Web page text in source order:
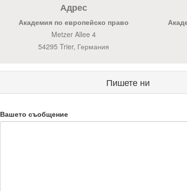
Адрес
Академия по европейско право
Metzer Allee 4
54295 Trier, Германия
Пишете ни
Вашето съобщение